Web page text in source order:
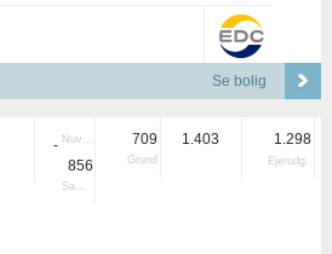
Se bolig
- Nuvær.
856
Samlet
709
Grund
1.403 1.298
Ejerudg.